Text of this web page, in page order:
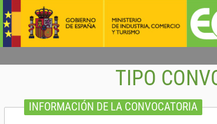
TIPO
INFORMACIÓN DE LA CONVOCATORIA